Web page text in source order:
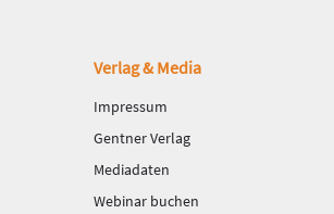
Verlag & Media
Impressum
Gentner Verlag
Mediadaten
Webinar buchen